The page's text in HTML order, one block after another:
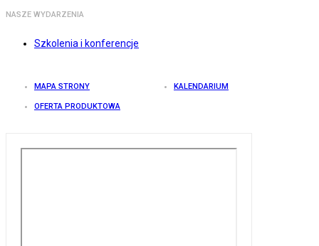
NASZE WYDARZENIA
Szkolenia i konferencje
MAPA STRONY KALENDARIUM
OFERTA PRODUKTOWA